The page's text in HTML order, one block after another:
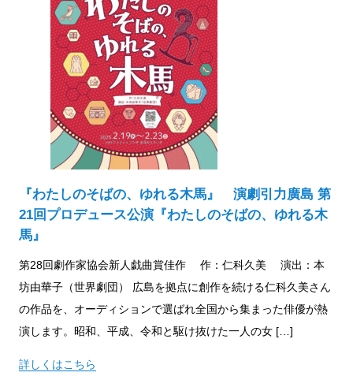
『わたしのそばの、ゆれる木馬』 演劇引力廣島 第
21回プロデュース公演『わたしのそばの、ゆれる木
馬』
第28回劇作家協会新人戯曲賞佳作 作：仁科久美 演出：本
坊由華子（世界劇団） 広島を拠点に創作を続ける仁科久美さん
の作品を、オーディションで選ばれ全国から集まった俳優が熱
演します。昭和、平成、令和と駆け抜けた一人の女 […]
詳しくはこちら